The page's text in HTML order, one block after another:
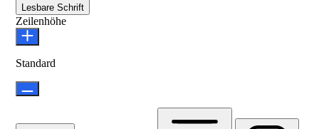
Lesbare Schrift
Zeilenhöhe
Standard